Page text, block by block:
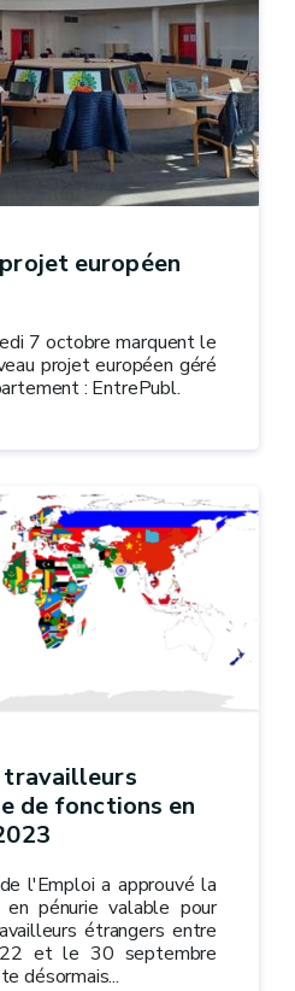
européen
7 octobre marquent le
projet européen géré
: EntrePubl.
travailleurs
de fonctions en
l'Emploi a approuvé la
pénurie valable pour
étrangers entre
et le 30 septembre
désormais...